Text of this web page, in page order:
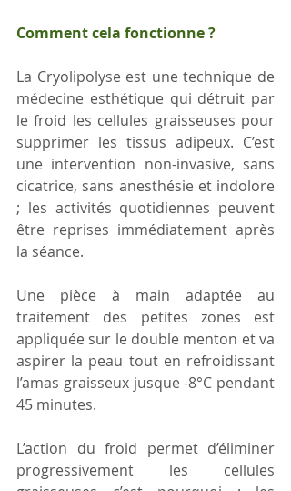
Comment cela fonctionne ?
La Cryolipolyse est une technique de
médecine esthétique qui détruit par
le froid les cellules graisseuses pour
supprimer les tissus adipeux. C’est
une intervention non-invasive, sans
cicatrice, sans anesthésie et indolore
; les activités quotidiennes peuvent
être reprises immédiatement après
la séance.
Une pièce à main adaptée au
traitement des petites zones est
appliquée sur le double menton et va
aspirer la peau tout en refroidissant
l’amas graisseux jusque -8°C pendant
45 minutes.
L’action du froid permet d’éliminer
progressivement les cellules